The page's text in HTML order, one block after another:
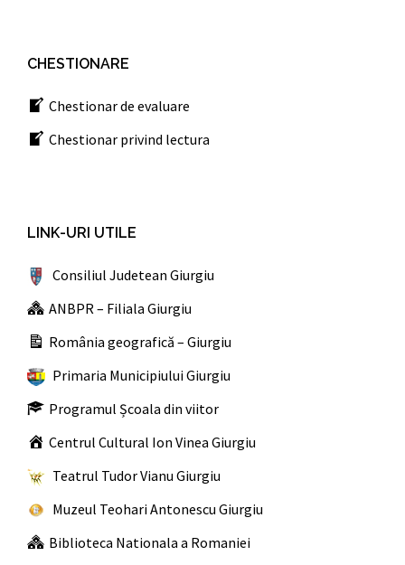
CHESTIONARE
Chestionar de evaluare
Chestionar privind lectura
LINK-URI UTILE
Consiliul Judetean Giurgiu
ANBPR – Filiala Giurgiu
România geografică – Giurgiu
Primaria Municipiului Giurgiu
Programul Școala din viitor
Centrul Cultural Ion Vinea Giurgiu
Teatrul Tudor Vianu Giurgiu
Muzeul Teohari Antonescu Giurgiu
Biblioteca Nationala a Romaniei